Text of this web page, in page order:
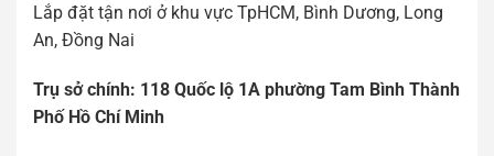
Lắp đặt tận nơi ở khu vực TpHCM, Bình Dương, Long
An, Đồng Nai
Trụ sởchính: 118 Quốc l ộ 1A phường Tam Bình Thành
Phố Hồ Chí Minh